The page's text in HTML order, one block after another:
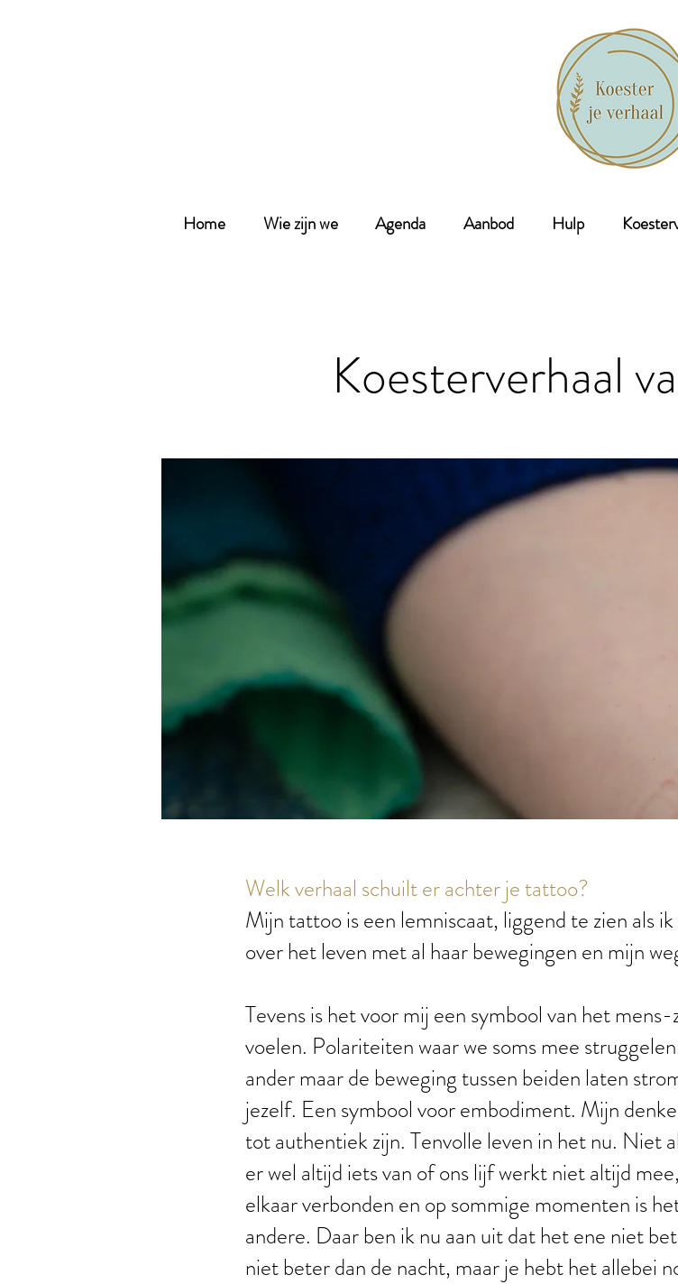
Home Wie zijn we Agenda Aanbod Hulp
Koesterverhaal
Welk verhaal schuilt er achter je tattoo?
Mijn tattoo is een lemniscaat, liggend te zien als
over het leven met al haar bewegingen en mijn
Tevens is het voor mij een symbool van het
voelen. Polariteiten waar we soms mee
ander maar de beweging tussen beiden laten
jezelf. Een symbool voor embodiment. Mijn
tot authentiek zijn. Tenvolle leven in het nu. Niet
er wel altijd iets van of ons lijf werkt niet altijd
elkaar verbonden en op sommige momenten is
andere. Daar ben ik nu aan uit dat het ene niet
niet beter dan de nacht, maar je hebt het allebei